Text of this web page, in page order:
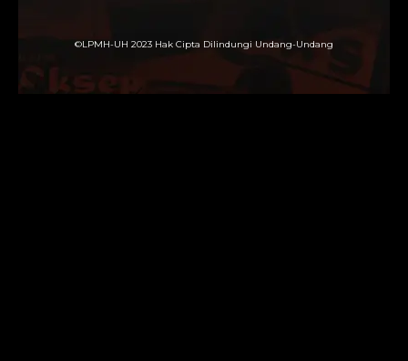
©LPMH-UH 2023 Hak Cipta Dilindungi Undang-Undang